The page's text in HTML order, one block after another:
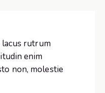
rutrum
enim
non, molestie